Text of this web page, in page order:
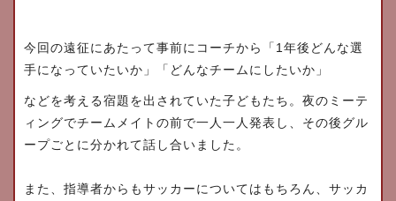
今回の遠征にあたって事前にコーチから「 1 年後どんな選
手になっていたいか」「どんなチームにしたいか」
などを考える宿題を出されていた子どもたち。夜のミーテ
ィングでチームメイトの前で一人一人発表し、その後グル
ープごとに分かれて話し合いました。
また、指導者からもサッカーについてはもちろん、サッカ